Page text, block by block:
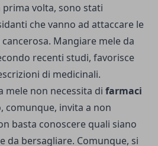
volta, sono stati
che vanno ad attaccare le
Mangiare mele da
recenti studi, favorisce
di medicinali.
mele non necessita di farmaci
comunque, invita a non
basta conoscere quali siano
da bersagliare. Comunque, si